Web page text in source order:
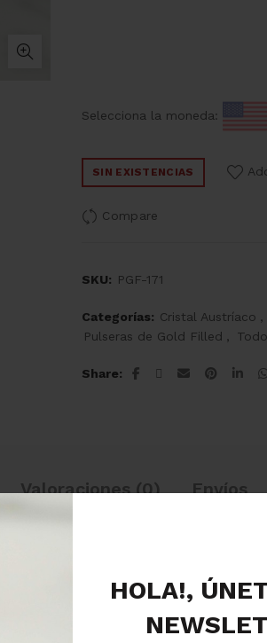
HOLA!,
Selecciona la moneda:
SIN EXISTENCIAS
Compare
SKU: PGF-171
Categorías: Cristal Austríaco
Pulseras de Gold Filled
Share
Valoraciones (0) Envíos